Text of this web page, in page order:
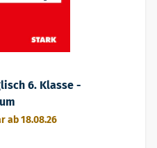
6. Klasse -
ab 18.08.26